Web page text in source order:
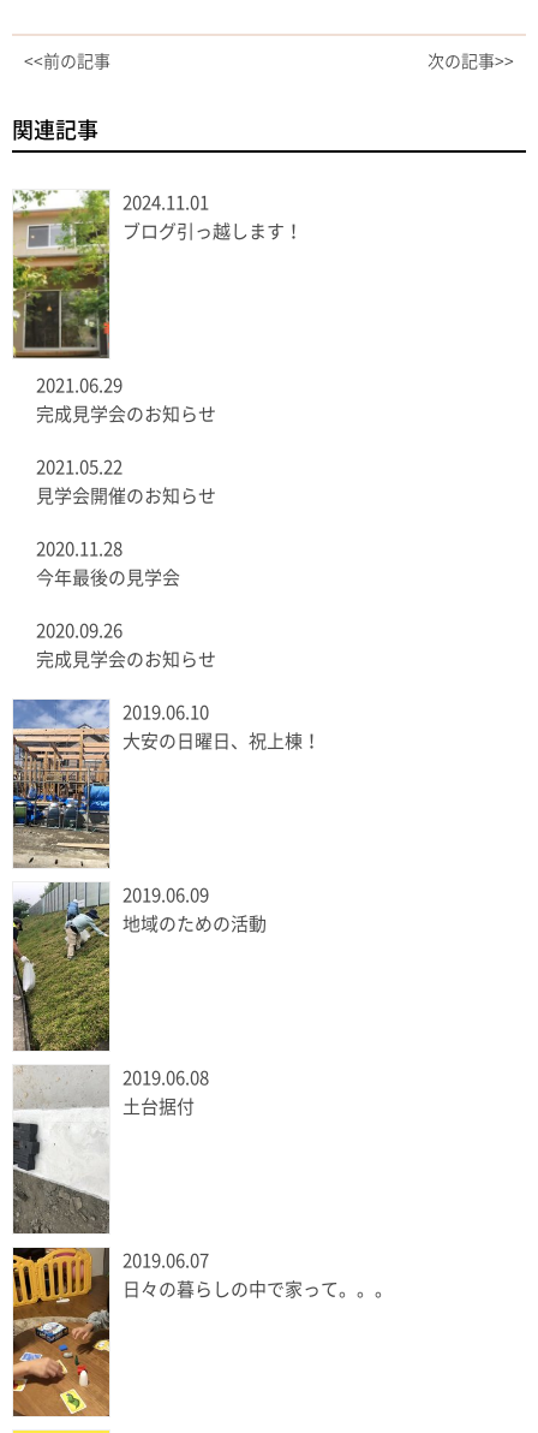
<<前の記事 次の記事>>
関連記事
2024.11.01
ブログ引っ越します！
2021.06.29
完成見学会のお知らせ
2021.05.22
見学会開催のお知らせ
2020.11.28
今年最後の見学会
2020.09.26
完成見学会のお知らせ
2019.06.10
大安の日曜日、祝上棟！
2019.06.09
地域のための活動
2019.06.08
土台据付
2019.06.07
日々の暮らしの中で家って。。。